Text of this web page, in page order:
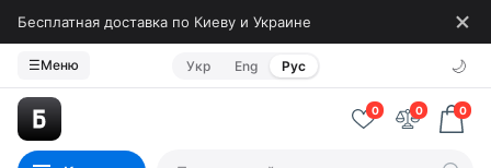
Бесплатная доставка по Киеву и Украине
☰Меню Укр Eng Рус 🌙
0 0 0